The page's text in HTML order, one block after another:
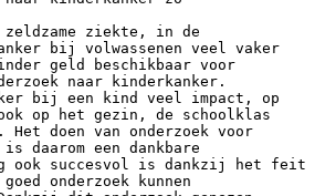
ziekte, in de
bij volwassenen veel vaker
geld beschikbaar voor
naar kinderkanker.
bij een kind veel impact, op
op het gezin, de schoolklas
doen van onderzoek voor
daarom een dankbare
ook succesvol is dankzij het feit
onderzoek kunnen